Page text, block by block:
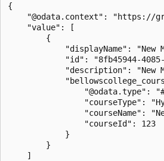
{
"@odata.context": "https://
    "value": [
        {
"displayName": "New
"id": "8fb45944-
"description": "New
"@odata.type":
"courseType":
"courseName":
                "courseId": 123
            }
        }
    ]